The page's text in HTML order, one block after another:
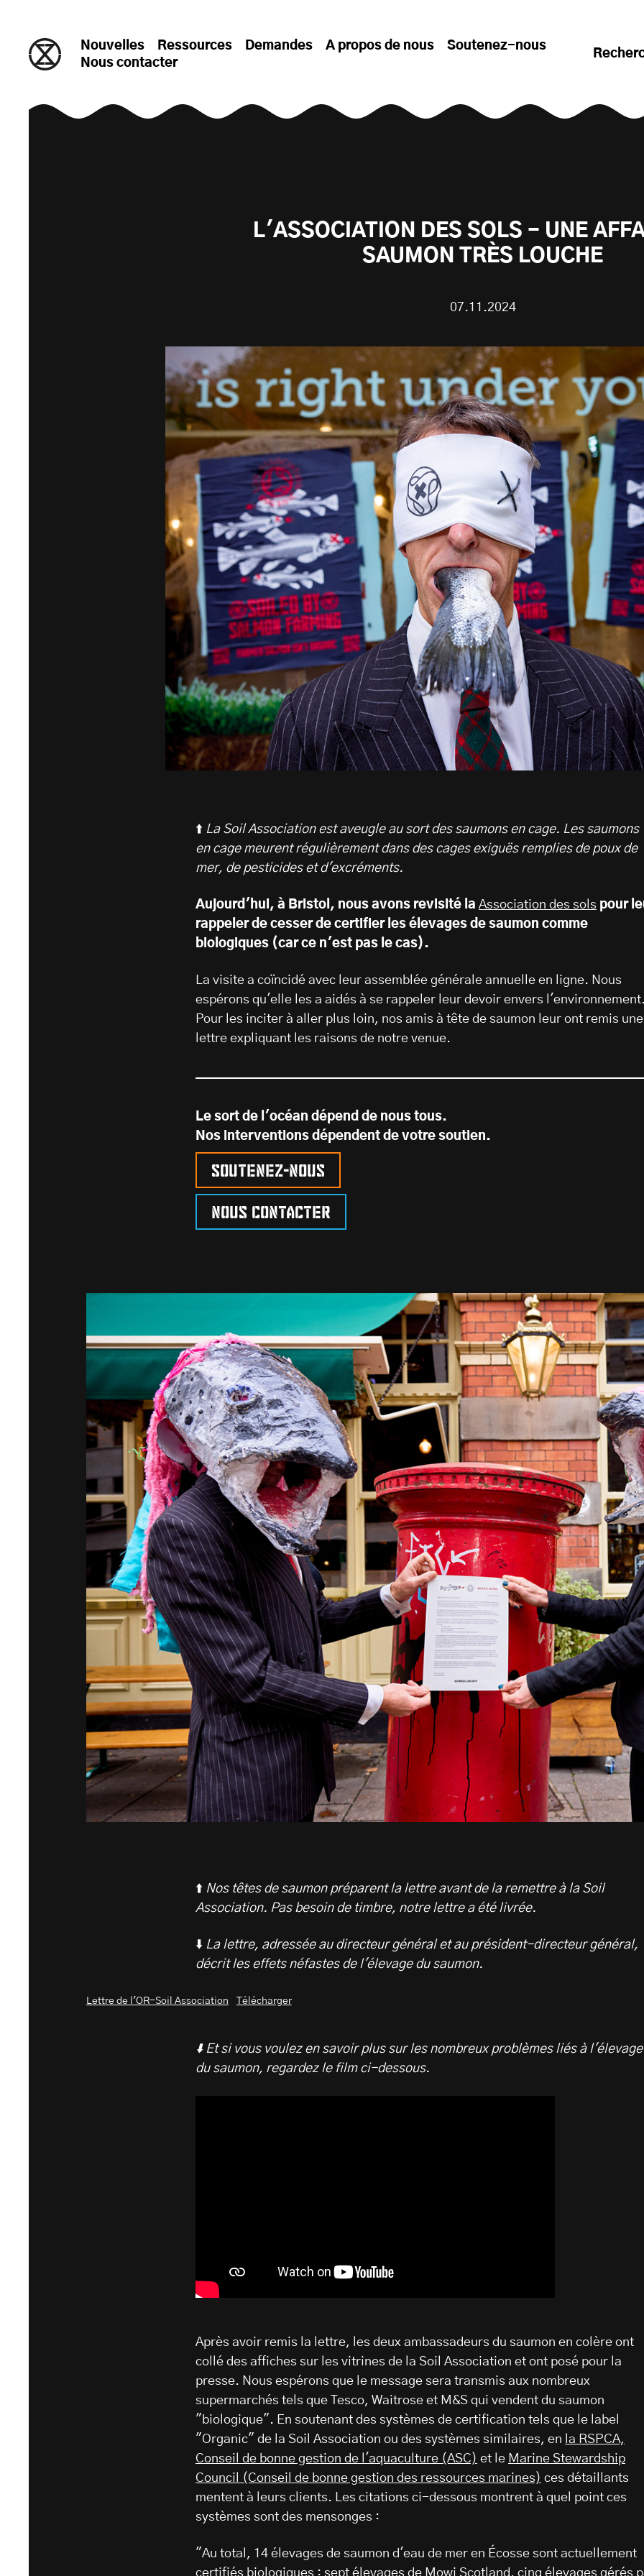
Nouvelles Ressources Demandes A propos de nous
Soutenez-nous
Nous contacter
L'ASSOCIATION DES SOLS - UNE
SAUMON TRÈS LOUCHE
07.11.2024
⬆️ La Soil Association est aveugle au sort des saumons en cage. Les saumons
en cage meurent régulièrement dans des cages exiguës remplies de poux de
mer, de pesticides et d'excréments.
Aujourd'hui, à Bristol, nous avons revisité la Association des sols pour
rappeler de cesser de certifier les élevages de saumon comme
biologiques (car ce n'est pas le cas).
La visite a coïncidé avec leur assemblée générale annuelle en ligne. Nous
espérons qu'elle les a aidés à se rappeler leur devoir envers
Pour les inciter à aller plus loin, nos amis à tête de saumon leur ont remis une
lettre expliquant les raisons de notre venue.
Le sort de l'océan dépend de nous tous.
Nos interventions dépendent de votre soutien.
Soutenez-nous
Nous contacter
⬆️ Nos têtes de saumon préparent la lettre avant de la remettre à la Soil
Association. Pas besoin de timbre, notre lettre a été livrée.
⬇️ La lettre, adressée au directeur général et au président-directeur général,
décrit les effets néfastes de l'élevage du saumon.
Lettre de l'OR-Soil Association Télécharger
⬇️ Et si vous voulez en savoir plus sur les nombreux problèmes liés à l'élevage
du saumon, regardez le film ci-dessous.
Après avoir remis la lettre, les deux ambassadeurs du saumon en colère ont
collé des affiches sur les vitrines de la Soil Association et ont posé pour la
presse. Nous espérons que le message sera transmis aux nombreux
supermarchés tels que Tesco, Waitrose et M&S qui vendent du saumon
"biologique". En soutenant des systèmes de certification tels que le label
"Organic" de la Soil Association ou des systèmes similaires, en la RSPCA,
Conseil de bonne gestion de l'aquaculture (ASC) et le Marine Stewardship
Council (Conseil de bonne gestion des ressources marines) ces détaillants
mentent à leurs clients. Les citations ci-dessous montrent à quel point ces
systèmes sont des mensonges :
"Au total, 14 élevages de saumon d'eau de mer en Écosse sont actuellement